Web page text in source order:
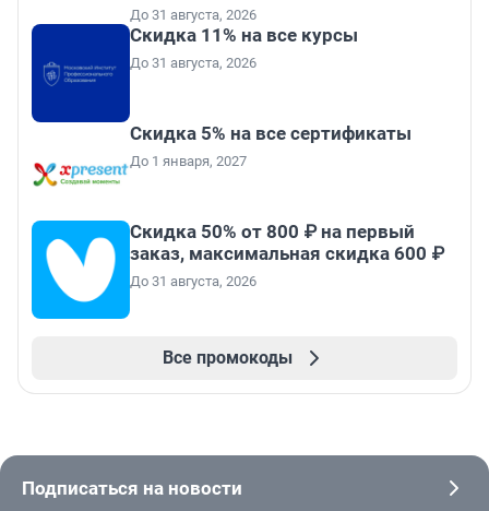
До 31 августа, 2026
Скидка 11% на все курсы
До 31 августа, 2026
Скидка 5% на все сертификаты
До 1 января, 2027
Скидка 50% от 800 ₽ на первый
заказ, максимальная скидка 600 ₽
До 31 августа, 2026
Все промокоды
Подписаться на новости